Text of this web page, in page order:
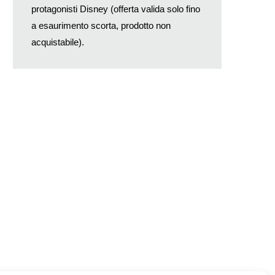
protagonisti Disney (offerta valida solo fino
a esaurimento scorta, prodotto non
acquistabile).